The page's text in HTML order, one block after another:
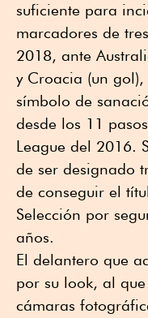
suficiente para
marcadores de
2018, ante
y Croacia (un
símbolo de
desde los 11
League del 2016.
de ser designado
de conseguir el
Selección por
años.
El delantero que
por su look, al
cámaras